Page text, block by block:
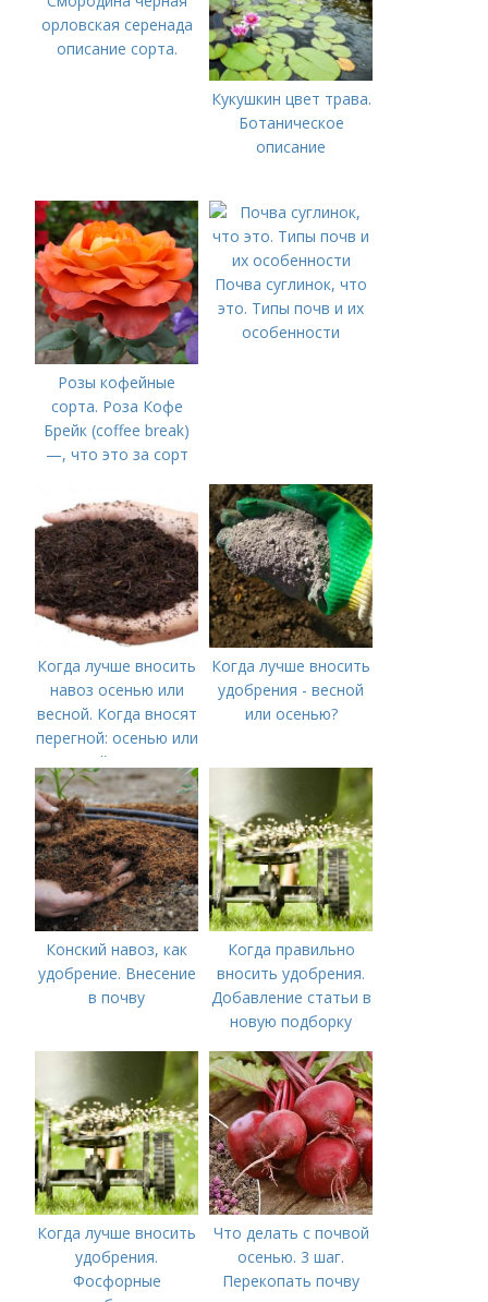
орловская серенада
описание сорта.
Кукушкин цвет трава.
Ботаническое
описание
Розы кофейные
сорта. Роза Кофе
Брейк (coffee break)
—, что это за сорт
Почва суглинок, что
это. Типы почв и их
особенности
Когда лучше вносить
навоз осенью или
весной. Когда вносят
перегной: осенью или
весной, правила
внесения удобрений
Когда лучше вносить
удобрения - весной
или осенью?
Конский навоз, как
удобрение. Внесение
в почву
Когда правильно
вносить удобрения.
Добавление статьи в
новую подборку
Когда лучше вносить
удобрения.
Фосфорные
Что делать с почвой
осенью. 3 шаг.
Перекопать почву